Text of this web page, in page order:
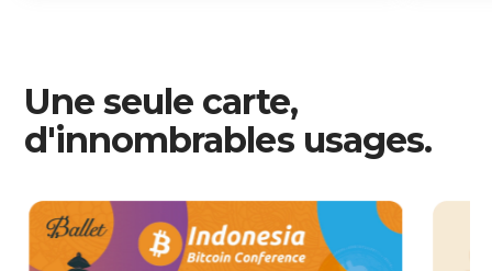
Une seule carte,
d'innombrables usages.